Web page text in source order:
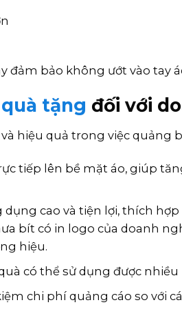
đảm bảo không ướt vào tay
tặng đối với
hiệu quả trong việc quảng
tiếp lên bề mặt áo, giúp
cao và tiện lợi, thích
bít có in logo của doanh
hiệu.
có thể sử dụng được
chi phí quảng cáo so với